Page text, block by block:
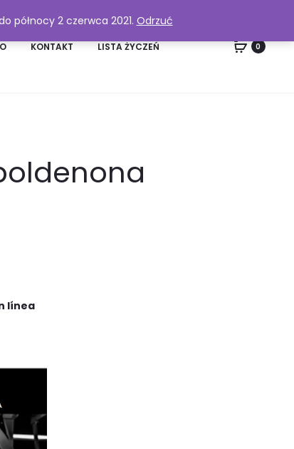
KONTAKT LISTA ŻYCZEŃ 0
línea
północy 2 czerwca 2021. Odrzuć